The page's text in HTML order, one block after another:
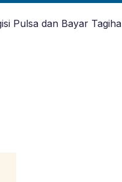
Pulsa dan Bayar